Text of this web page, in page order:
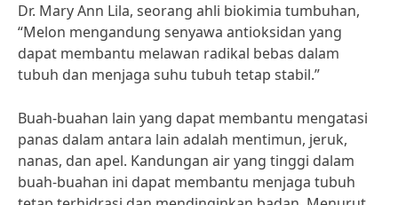
Dr. Mary Ann Lila, seorang ahli biokimia tumbuhan,
“Melon mengandung senyawa antioksidan yang
dapat membantu melawan radikal bebas dalam
tubuh dan menjaga suhu tubuh tetap stabil.”
Buah-buahan lain yang dapat membantu mengatasi
panas dalam antara lain adalah mentimun, jeruk,
nanas, dan apel. Kandungan air yang tinggi dalam
buah-buahan ini dapat membantu menjaga tubuh